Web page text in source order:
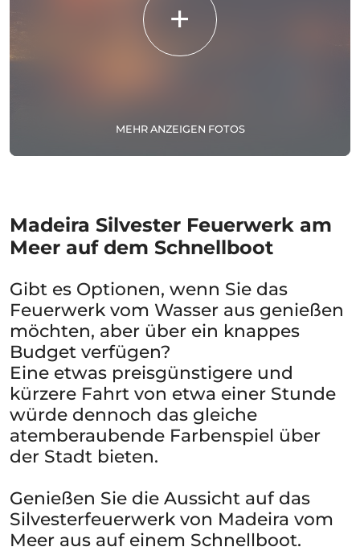
MEHR ANZEIGEN FOTOS
Madeira Silvester Feuerwerk am
Meer auf dem Schnellboot
Gibt es Optionen, wenn Sie das
Feuerwerk vom Wasser aus genießen
möchten, aber über ein knappes
Budget verfügen?
Eine etwas preisgünstigere und
kürzere Fahrt von etwa einer Stunde
würde dennoch das gleiche
atemberaubende Farbenspiel über
der Stadt bieten.
Genießen Sie die Aussicht auf das
Silvesterfeuerwerk von Madeira vom
Meer aus auf einem Schnellboot.